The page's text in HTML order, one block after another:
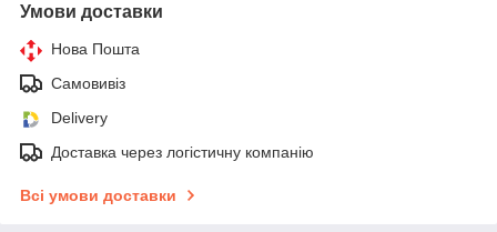
Умови доставки
Нова Пошта
Самовивіз
Delivery
Доставка через логістичну компанію
Всі умови доставки